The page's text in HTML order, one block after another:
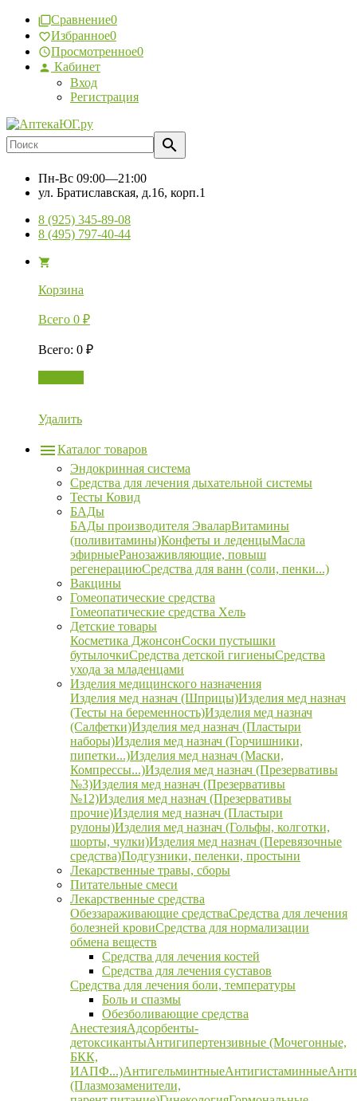
Сравнение0
Избранное0
Просмотренное0
Кабинет
Вход
Регистрация
Пн-Вс 09:00—21:00
ул. Братиславская, д.16, корп.1
8 (925) 345-89-08
8 (495) 797-40-44
Корзина
Всего 0 ₽
Всего: 0 ₽
Удалить
Каталог товаров
Эндокринная система
Средства для лечения дыхательной системы
Тесты Ковид
БАДы
БАДы производителя ЭваларВитамины
(поливитамины)Конфеты и леденцыМасла
эфирныеРанозаживляющие, повыш
регенерациюСредства для ванн (соли, пенки...)
Вакцины
Гомеопатические средства
Гомеопатические средства Хель
Детские товары
Косметика ДжонсонСоски пустышки
бутылочкиСредства детской гигиеныСредства
ухода за младенцами
Изделия медицинского назначения
Изделия мед назнач (Шприцы)Изделия мед назнач
(Тесты на беременность)Изделия мед назнач
(Салфетки)Изделия мед назнач (Пластыри
наборы)Изделия мед назнач (Горчишники,
пипетки...)Изделия мед назнач (Маски,
Компрессы...)Изделия мед назнач (Презервативы
№3)Изделия мед назнач (Презервативы
№12)Изделия мед назнач (Презервативы
прочие)Изделия мед назнач (Пластыри
рулоны)Изделия мед назнач (Гольфы, колготки,
шорты, чулки)Изделия мед назнач (Перевязочные
средства)Подгузники, пеленки, простыни
Лекарственные травы, сборы
Питательные смеси
Лекарственные средства
Обеззараживающие средстваСредства для лечения
болезней кровиСредства для нормализации
обмена веществ
Средства для лечения костей
Средства для лечения суставов
Средства для лечения боли, температуры
Боль и спазмы
Обезболивающие средства
АнестезияАдсорбенты-
детоксикантыАнтигипертензивные (Мочегонные,
БКК,
ИАПФ...)АнтигельминтныеАнтигистаминные
(Плазмозаменители,